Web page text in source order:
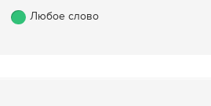
Любое слово